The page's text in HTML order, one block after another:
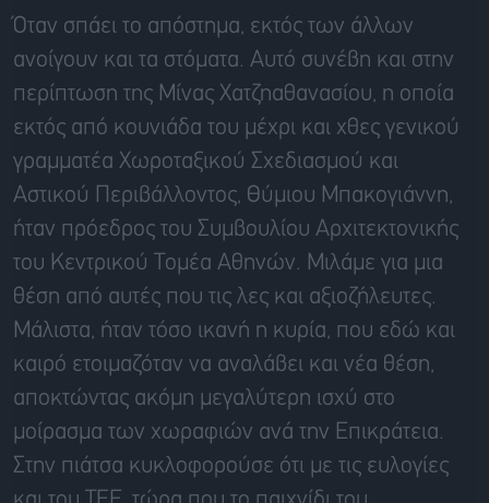
Όταν σπάει το απόστημα, εκτός των άλλων
ανοίγουν και τα στόματα. Αυτό συνέβη και στην
περίπτωση της Μίνας Χατζηαθανασίου, η οποία
εκτός από κουνιάδα του μέχρι και χθες γενικού
γραμματέα Χωροταξικού Σχεδιασμού και
Αστικού Περιβάλλοντος, Θύμιου Μπακογιάννη,
ήταν πρόεδρος του Συμβουλίου Αρχιτεκτονικής
του Κεντρικού Τομέα Αθηνών. Μιλάμε για μια
θέση από αυτές που τις λες και αξιοζήλευτες.
Μάλιστα, ήταν τόσο ικανή η κυρία, που εδώ και
καιρό ετοιμαζόταν να αναλάβει και νέα θέση,
αποκτώντας ακόμη μεγαλύτερη ισχύ στο
μοίρασμα των χωραφιών ανά την Επικράτεια.
Στην πιάτσα κυκλοφορούσε ότι με τις ευλογίες